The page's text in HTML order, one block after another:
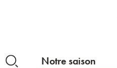
Notre saison